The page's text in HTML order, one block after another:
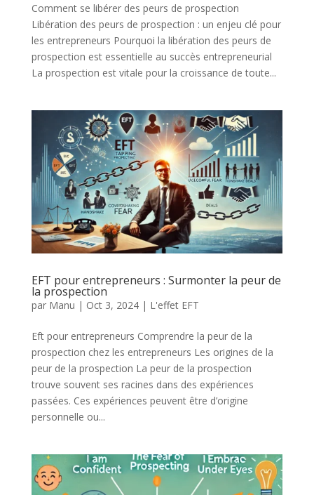
Comment se libérer des peurs de prospection
Libération des peurs de prospection : un enjeu clé pour
les entrepreneurs Pourquoi la libération des peurs de
prospection est essentielle au succès entrepreneurial
La prospection est vitale pour la croissance de toute...
EFT pour entrepreneurs : Surmonter la peur de
la prospection
par Manu | Oct 3, 2024| L'effet EFT
Eft pour entrepreneurs Comprendre la peur de la
prospection chez les entrepreneurs Les origines de la
peur de la prospection La peur de la prospection
trouve souvent ses racines dans des expériences
passées. Ces expériences peuvent être d’origine
personnelle ou...